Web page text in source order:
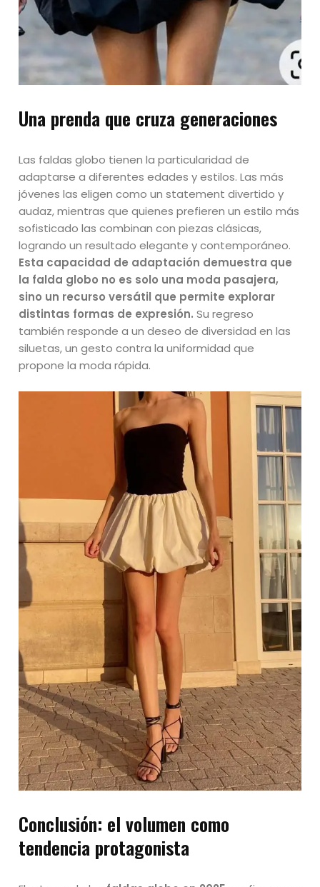
Una prenda que cruza generaciones
Las faldas globo tienen la particularidad de
adaptarse a diferentes edades y estilos. Las más
jóvenes las eligen como un statement divertido y
audaz, mientras que quienes prefieren un estilo más
sofisticado las combinan con piezas clásicas,
logrando un resultado elegante y contemporáneo.
Esta capacidad de adaptación demuestra que
la falda globo no es solo una moda pasajera,
sino un recurso versátil que permite explorar
distintas formas de expresión. Su regreso
también responde a un deseo de diversidad en las
siluetas, un gesto contra la uniformidad que
propone la moda rápida.
Conclusión: el volumen como
tendencia protagonista